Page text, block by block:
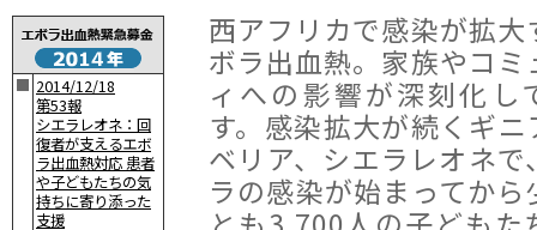
■ 2014/12/18
第53報
シエラレオネ：回
復者が支えるエボ
ラ出血熱対応 患者
や子どもたちの気
持ちに寄り添った
支援
西アフリカで感染が拡大
ボラ出血熱。家族やコミ
ィへの影響が深刻化し
す。感染拡大が続くギニ
ベリア、シエラレオネで
ラの感染が始まってから